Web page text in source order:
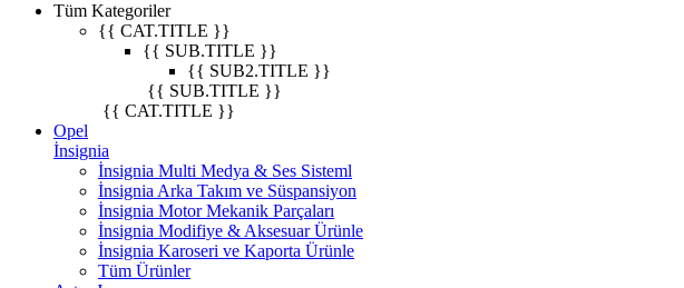
Tüm Kategoriler
{{ CAT.TITLE }}
{{ SUB.TITLE }}
{{ SUB2.TITLE }}
{{ SUB.TITLE }}
{{ CAT.TITLE }}
Opel
İnsignia
İnsignia Multi Medya & Ses Sisteml
İnsignia Arka Takım ve Süspansiyon
İnsignia Motor Mekanik Parçaları
İnsignia Modifiye & Aksesuar Ürünle
İnsignia Karoseri ve Kaporta Ürünle
Tüm Ürünler